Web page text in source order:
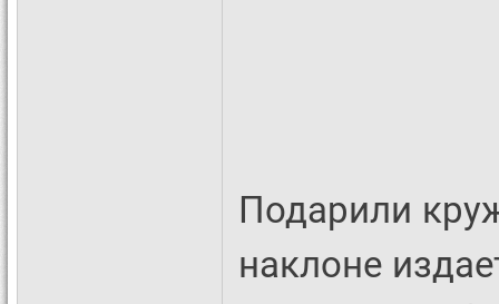
Подарили
наклоне